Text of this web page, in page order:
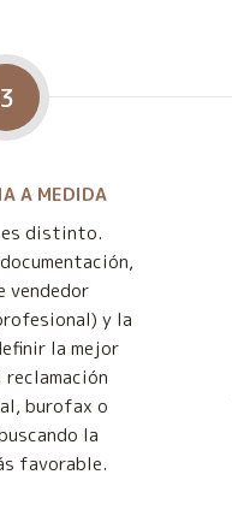
3
A MEDIDA
es distinto.
vendedor
y la
la mejor
burofax o
la
favorable.